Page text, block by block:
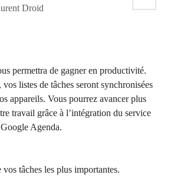
Droid
permettra de gagner en productivité.
listes de tâches seront synchronisées
appareils. Vous pourrez avancer plus
travail grâce à l’intégration du service
Agenda.
tâches les plus importantes.